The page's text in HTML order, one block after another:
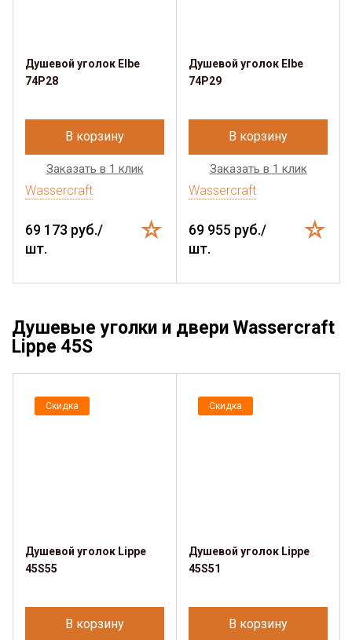
Душевой уголок Elbe
74P28
В корзину
Заказать в 1 клик
Wassercraft
69 173 руб./
шт.
Душевой уголок Elbe
74P29
В корзину
Заказать в 1 клик
Wassercraft
69 955 руб./
шт.
Душевые уголки и двери Wassercraft
Lippe 45S
Скидка
Душевой уголок Lippe
45S55
В корзину
Скидка
Душевой уголок Lippe
45S51
В корзину